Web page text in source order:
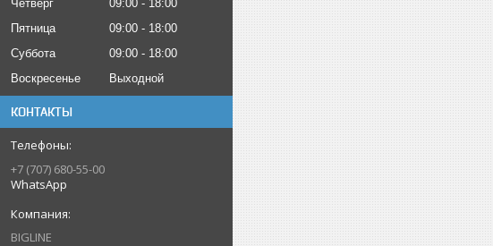
Четверг
09:00
18:00
Пятница
09:00
18:00
Суббота
09:00
18:00
Воскресенье
Выходной
КОНТАКТЫ
+7 (707) 680-55-00
WhatsApp
BIGLINE